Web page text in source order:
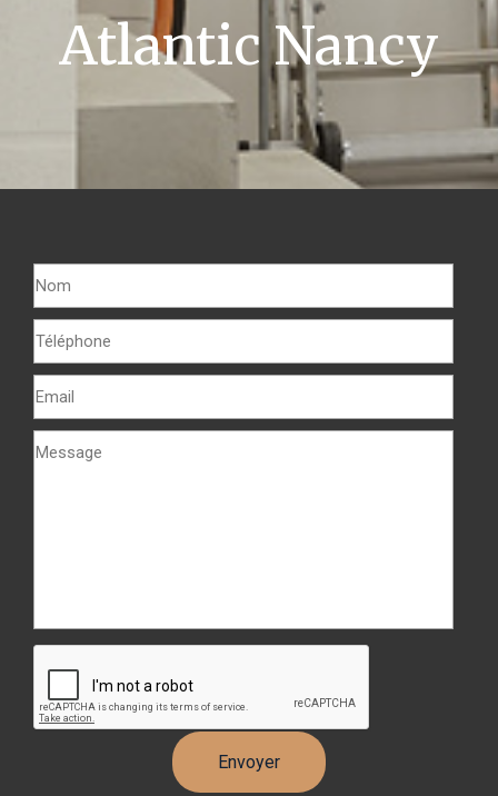
Atlantic Nancy